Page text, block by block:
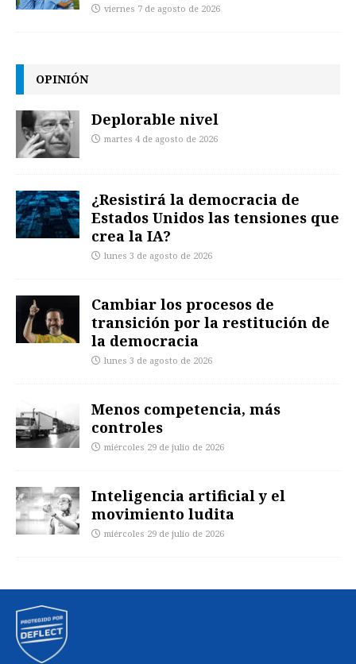
viernes 7 de agosto de 2026
OPINIÓN
Deplorable nivel
martes 4 de agosto de 2026
¿Resistirá la democracia de
Estados Unidos las tensiones que
crea la IA?
lunes 3 de agosto de 2026
Cambiar los procesos de
transición por la restitución de
la democracia
lunes 3 de agosto de 2026
Menos competencia, más
controles
miércoles 29 de julio de 2026
Inteligencia artificial y el
movimiento ludita
miércoles 29 de julio de 2026